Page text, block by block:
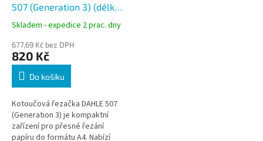
507 (Generation 3) (délka
řezu 320 mm / A4)
Skladem - expedice 2 prac. dny
677,69 Kč bez DPH
820 Kč
Do košíku
Kotoučová řezačka DAHLE 507
(Generation 3) je kompaktní
zařízení pro přesné řezání
papíru do formátu A4. Nabízí